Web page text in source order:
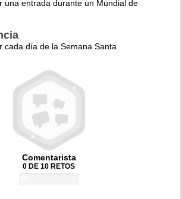
una entrada durante un Mundial de
cada día de la Semana Santa
Comentarista
0 DE 10 RETOS